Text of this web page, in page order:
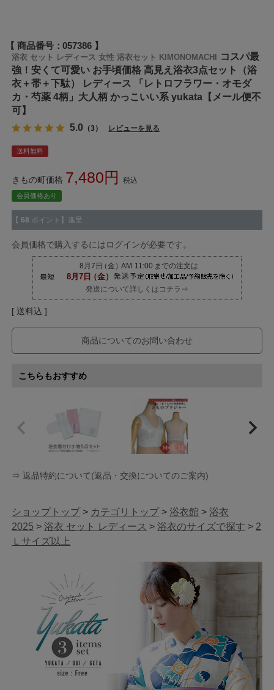
商品番号 057386
浴衣 セット レディース 女性 浴衣セット KIMONOMACHI
コスパ最
強！安くて可愛い お手頃価格 高見え浴衣3点セット（浴
衣＋帯＋下駄） レディース 「レトロフラワー・オモダ
カ・芍薬 4柄」大人柄 かっこいい系 yukata【メール便不
可】
5.0 （3） レビューを見る
送料無料
きもの町価格 7,480 税込
会員価格あり
【 68 ポイント】進呈
会員価格で購入するにはログインが必要です。
発送について詳しくはコチラ⇒
送料込
商品についてのお問い合わせ
こちらもおすすめ
⇒ 返品特約について(返品・交換についてのご案内)
ショップトップ> カテゴリトップ>浴衣館 >浴衣
2025 >浴衣 セット レディース >浴衣のサイズで探す > 2
Ｌサイズ以上